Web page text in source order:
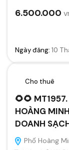
6.500.000
Ngày đăng: 10
Cho thuê
🌻🌻
HOÀNG
DOANH
Phố Hoàng